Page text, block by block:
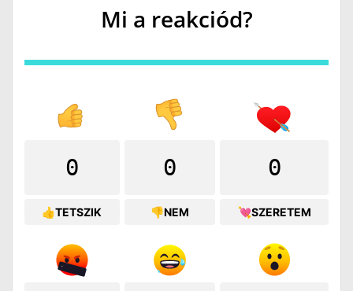
Mi a reakciód?
0
👍TETSZIK
0
👎NEM
0
💘SZERETEM